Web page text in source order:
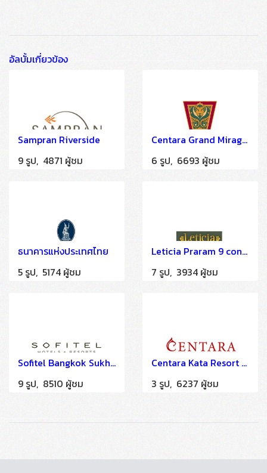
อัลบั้มเกี่ยวข้อง
Sampran Riverside
9 รูป, 4871 ผู้ชม
Centara Grand Mirage Beach Resort Pattaya
6 รูป, 6693 ผู้ชม
ธนาคารแห่งประเทศไทย
5 รูป, 5174 ผู้ชม
Leticia Praram 9 condominium (EOC)
7 รูป, 3934 ผู้ชม
Sofitel Bangkok Sukhumvit
9 รูป, 8510 ผู้ชม
Centara Kata Resort Phuket (A LA CARTE SOLUTION)
3 รูป, 6237 ผู้ชม